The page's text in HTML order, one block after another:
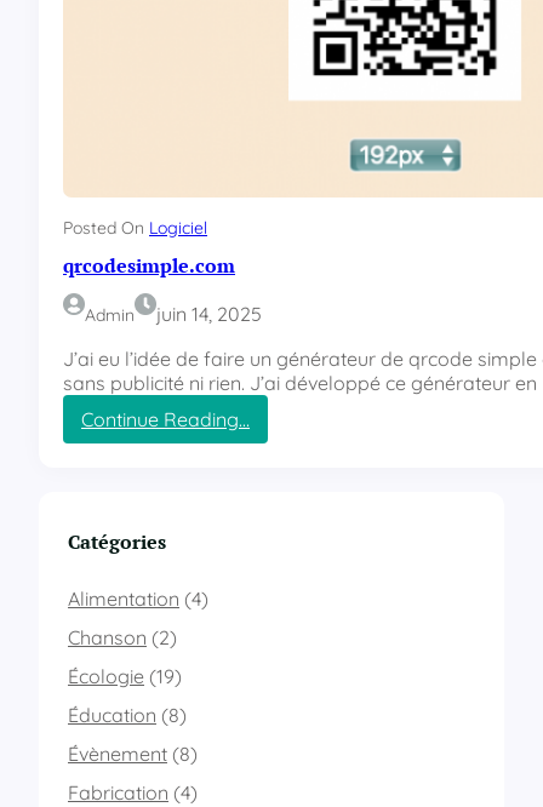
Posted On Logiciel
qrcodesimple.com
Admin
juin 14, 2025
J’ai eu l’idée de faire un générateur de qrcode
sans publicité ni rien. J’ai développé ce générateur en
Continue Reading…
:
Catégories
Alimentation (4)
Chanson (2)
Écologie (19)
Éducation (8)
Évènement (8)
Fabrication (4)